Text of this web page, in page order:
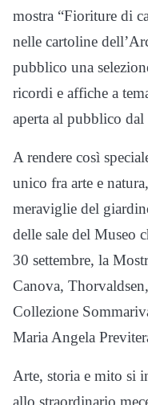
mostra “Fioriture di
nelle cartoline
pubblico una
ricordi e affiche a
aperta al pubblico
A rendere così
unico fra arte e
meraviglie del
delle sale del Museo
30 settembre, la
Canova,
Collezione
Maria Angela
Arte, storia e mito si
allo straordinario